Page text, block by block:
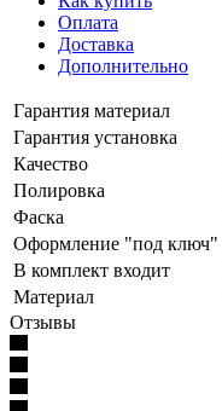
Оплата
Доставка
Дополнительно
Гарантия материал
Гарантия установка
Качество
Полировка
Фаска
Оформление "под ключ"
В комплект входит
Материал
Отзывы